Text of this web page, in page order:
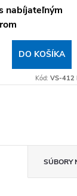
nabíjateľným
DO KOŠÍKA
Kód: VS-412
SÚBORY